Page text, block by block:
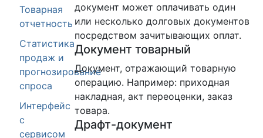
Товарная
отчетность
Статистика
продаж и
прогнозирование
спроса
Интерфейс
с
сервисом
документ может оплачивать один
или несколько долговых документов
посредством зачитывающих оплат.
Документ товарный
Документ, отражающий товарную
операцию. Например: приходная
накладная, акт переоценки, заказ
товара.
Драфт-документ